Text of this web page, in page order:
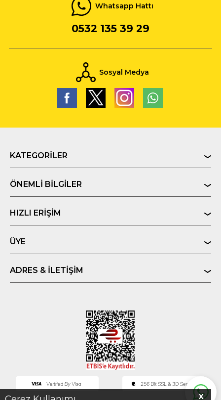
X
Whatsapp Hattı
0532 135 39 29
Sosyal Medya
KATEGORILER
ÖNEMLI BILGILER
HIZLI ERIŞIM
ÜYE
ADRES & İLETIŞIM